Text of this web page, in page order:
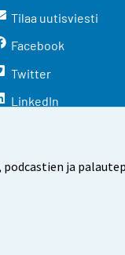
ja
Tilaa uutisviesti
Facebook
Twitter
LinkedIn